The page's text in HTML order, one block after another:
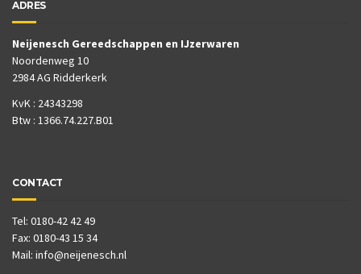
ADRES
Neijenesch Gereedschappen en IJzerwaren
Noordenweg 10
2984 AG Ridderkerk
KvK : 24343298
Btw : 1366.74.227.B01
CONTACT
Tel: 0180-42 42 49
Fax: 0180-43 15 34
Mail: info@neijenesch.nl